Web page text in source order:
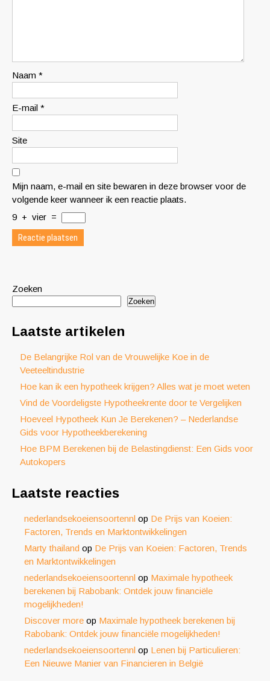
Naam *
E-mail *
Site
Mijn naam, e-mail en site bewaren in deze browser voor de
volgende keer wanneer ik een reactie plaats.
9 + vier =
Zoeken
Zoeken
Laatste artikelen
De Belangrijke Rol van de Vrouwelijke Koe in de
Veeteeltindustrie
Hoe kan ik een hypotheek krijgen? Alles wat je moet weten
Vind de Voordeligste Hypotheekrente door te Vergelijken
Hoeveel Hypotheek Kun Je Berekenen? – Nederlandse
Gids voor Hypotheekberekening
Hoe BPM Berekenen bij de Belastingdienst: Een Gids voor
Autokopers
Laatste reacties
nederlandsekoeiensoortennl op De Prijs van Koeien:
Factoren, Trends en Marktontwikkelingen
Marty thailand op De Prijs van Koeien: Factoren, Trends
en Marktontwikkelingen
nederlandsekoeiensoortennl op Maximale hypotheek
berekenen bij Rabobank: Ontdek jouw financiële
mogelijkheden!
Discover more op Maximale hypotheek berekenen bij
Rabobank: Ontdek jouw financiële mogelijkheden!
nederlandsekoeiensoortennl op Lenen bij Particulieren:
Een Nieuwe Manier van Financieren in België